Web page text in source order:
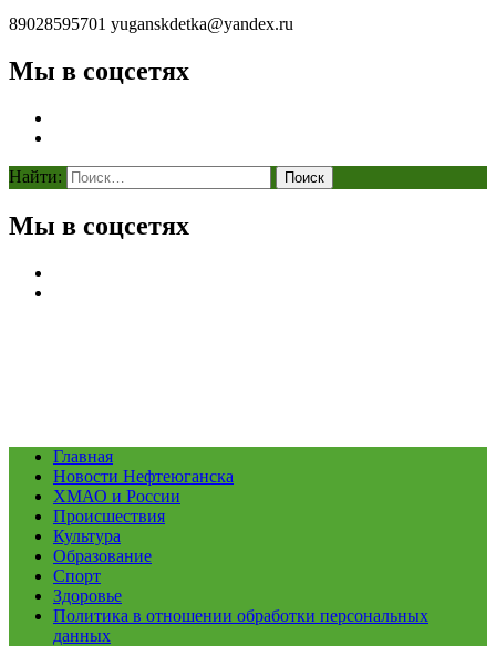
89028595701 yuganskdetka@yandex.ru
Мы в соцсетях
Найти:
Мы в соцсетях
Главная
Новости Нефтеюганска
ХМАО и России
Происшествия
Культура
Образование
Спорт
Здоровье
Политика в отношении обработки персональных
данных